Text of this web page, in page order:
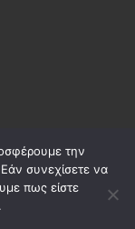
την
συνεχίσετε να
πως είστε